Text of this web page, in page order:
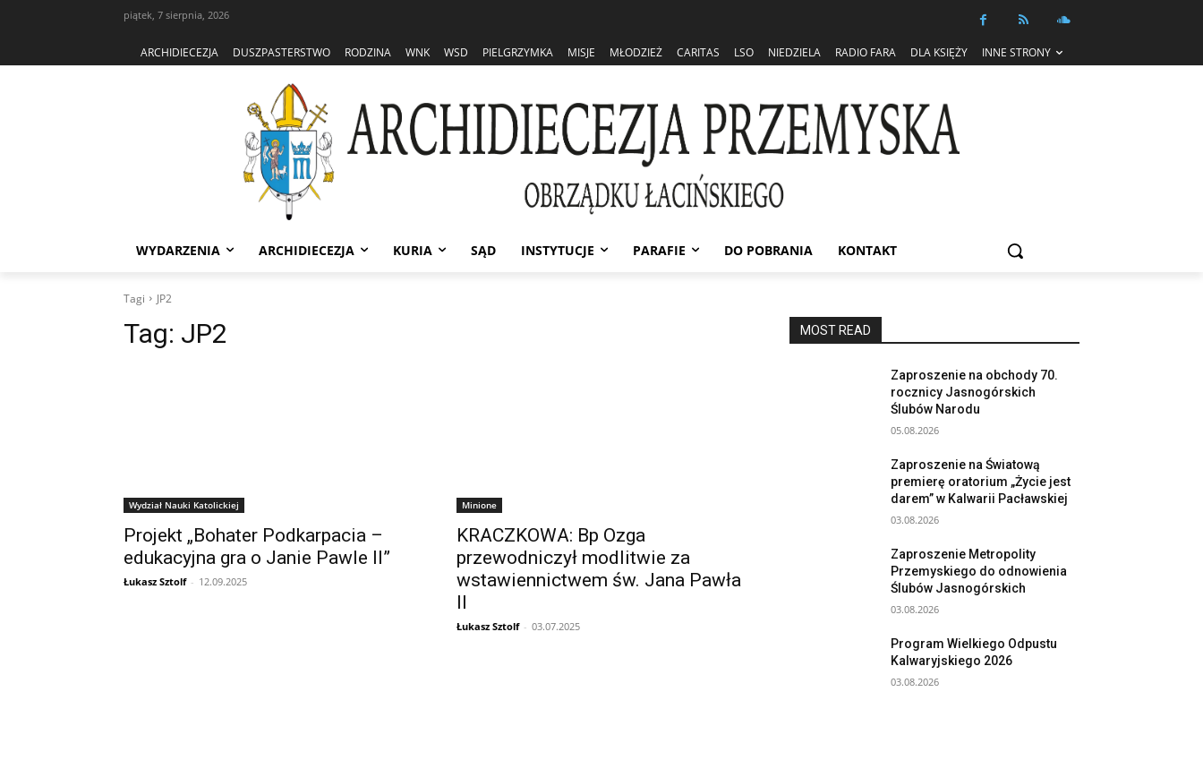
piątek, 7 sierpnia, 2026
ARCHIDIECEZJA DUSZPASTERSTWO RODZINA WNK WSD PIELGRZYMKA MISJE MŁODZIEŻ CARITAS LSO NIEDZIELA RADIO FARA DLA KSIĘŻY INNE STRONY
WYDARZENIA ARCHIDIECEZJA KURIA SĄD INSTYTUCJE PARAFIE DO POBRANIA KONTAKT
Tagi JP2
Tag: JP2
Wydział Nauki Katolickiej
Projekt „Bohater Podkarpacia –
edukacyjna gra o Janie Pawle II”
Łukasz Sztolf - 12.09.2025
Minione
KRACZKOWA: Bp Ozga
przewodniczył modlitwie za
wstawiennictwem św. Jana Pawła
II
Łukasz Sztolf - 03.07.2025
MOST READ
Zaproszenie na obchody 70.
rocznicy Jasnogórskich
Ślubów Narodu
05.08.2026
Zaproszenie na Światową
premierę oratorium „Życie jest
darem” w Kalwarii Pacławskiej
03.08.2026
Zaproszenie Metropolity
Przemyskiego do odnowienia
Ślubów Jasnogórskich
03.08.2026
Program Wielkiego Odpustu
Kalwaryjskiego 2026
03.08.2026